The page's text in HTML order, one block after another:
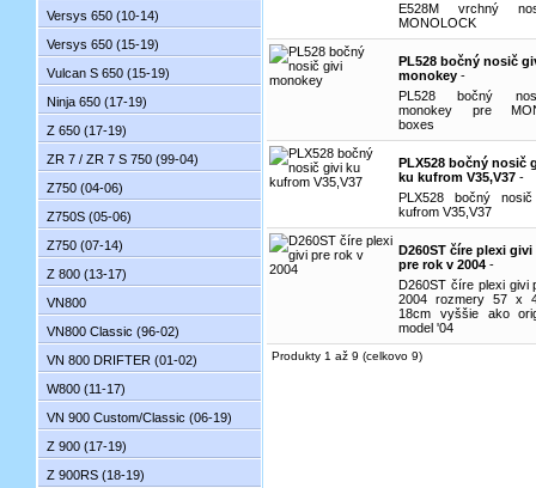
Versys 650 (10-14)
Versys 650 (15-19)
Vulcan S 650 (15-19)
Ninja 650 (17-19)
Z 650 (17-19)
ZR 7 / ZR 7 S 750 (99-04)
Z750 (04-06)
Z750S (05-06)
Z750 (07-14)
Z 800 (13-17)
VN800
VN800 Classic (96-02)
VN 800 DRIFTER (01-02)
W800 (11-17)
VN 900 Custom/Classic (06-19)
Z 900 (17-19)
Z 900RS (18-19)
E528M vrchný
MONOLOCK
PL528 bočný nosič
monokey -
PL528 bočný
monokey pre
boxes
PLX528 bočný nosič
ku kufrom V35,V37 -
PLX528 bočný
kufrom V35,V37
D260ST číre plexi givi
pre rok v 2004 -
D260ST číre plexi givi
2004 rozmery 57 x
18cm vyššie ako
model '04
Produkty 1 až 9 (celkovo 9)